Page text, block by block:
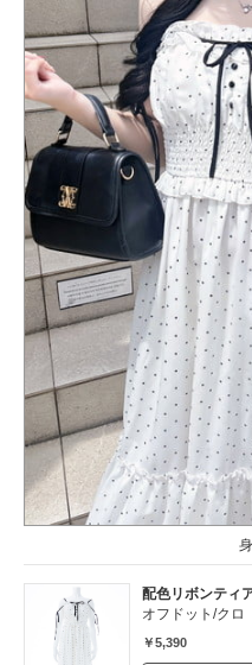
配色リボンティ
オフドット/クロ
￥5,390